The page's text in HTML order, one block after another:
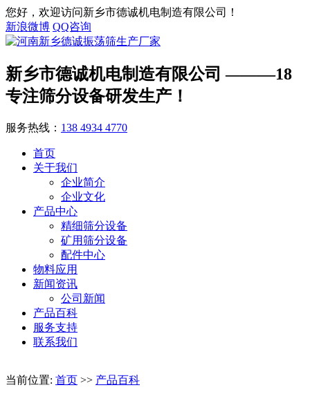
您好，欢迎访问新乡市德诚机电制造有限公司！
新浪微博 QQ咨询
新乡市德诚机电制造有限公司 ———18
专注筛分设备研发生产！
服务热线： 138 4934 4770
首页
关于我们
企业简介
企业文化
产品中心
精细筛分设备
矿用筛分设备
配件中心
物料应用
新闻资讯
公司新闻
产品百科
服务支持
联系我们
当前位置: 首页 >> 产品百科